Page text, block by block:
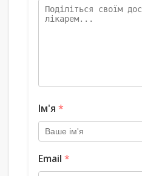
Ім'я *
Email *